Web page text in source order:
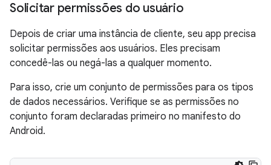
Solicitar permissões do usuário
Depois de criar uma instância de cliente, seu app precisa
solicitar permissões aos usuários. Eles precisam
concedê-las ou negá-las a qualquer momento.
Para isso, crie um conjunto de permissões para os tipos
de dados necessários. Verifique se as permissões no
conjunto foram declaradas primeiro no manifesto do
Android.